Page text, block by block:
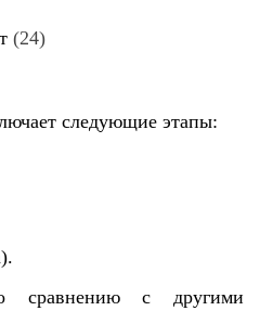
(24)
следующие этапы:
сравнению с другими